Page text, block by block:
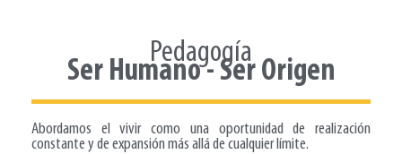
Pedagogía
Ser Humano - Ser Origen
Abordamos el vivir como una oportunidad de realización
constante y de expansión más allá de cualquier límite.